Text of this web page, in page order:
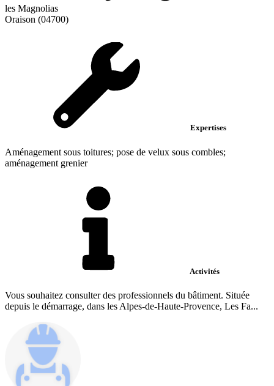
les Magnolias
Oraison (04700)
Expertises
Aménagement sous toitures; pose de velux sous combles;
aménagement grenier
Activités
Vous souhaitez consulter des professionnels du bâtiment. Située
depuis le démarrage, dans les Alpes-de-Haute-Provence, Les Fa...